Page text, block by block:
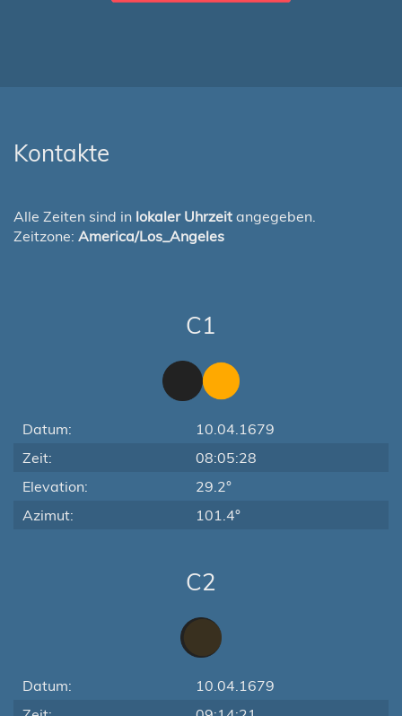
Kontakte
Alle Zeiten sind in lokaler Uhrzeit angegeben.
Zeitzone: America/Los_Angeles
C1
Datum:
10.04.1679
Zeit:
08:05:28
Elevation:
29.2°
Azimut:
101.4°
C2
Datum:
10.04.1679